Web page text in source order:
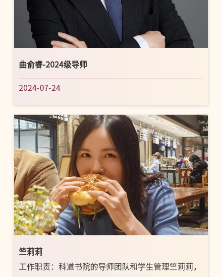
曲俞睿-2024级导师
2024-07-24
竺莉莉
工作职责：科道书院的导师团队和学生管理竺莉莉，